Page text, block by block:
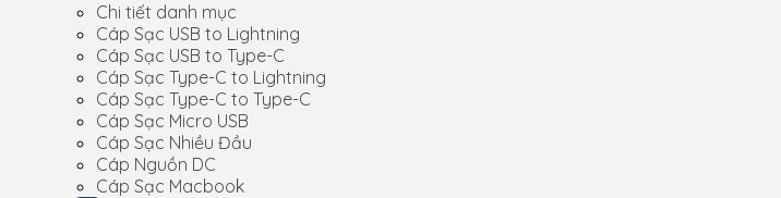
Chi tiết danh mục
Cáp Sạc USB to Lightning
Cáp Sạc USB to Type-C
Cáp Sạc Type-C to Lightning
Cáp Sạc Type-C to Type-C
Cáp Sạc Micro USB
Cáp Sạc Nhiều Đầu
Cáp Nguồn DC
Cáp Sạc Macbook